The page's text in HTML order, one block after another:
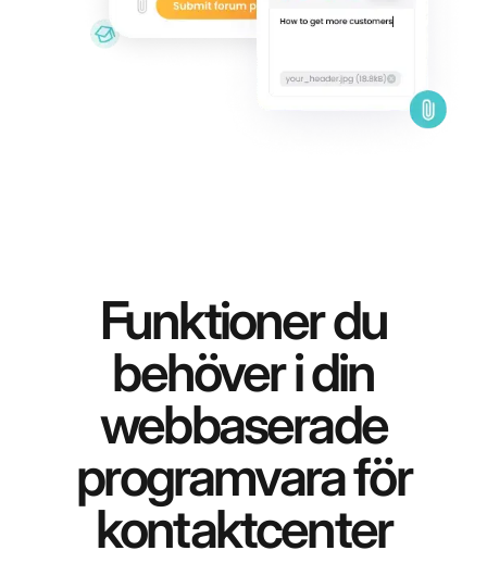
Funktioner du
behöver i din
webbaserade
programvara för
kontaktcenter